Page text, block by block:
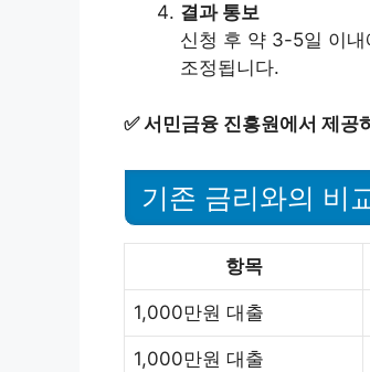
결과 통보
신청 후 약 3-5일 이
조정됩니다.
✅서민금융 진흥원에서 제공
기존 금리와의 비
항목
1,000만원 대출
1,000만원 대출